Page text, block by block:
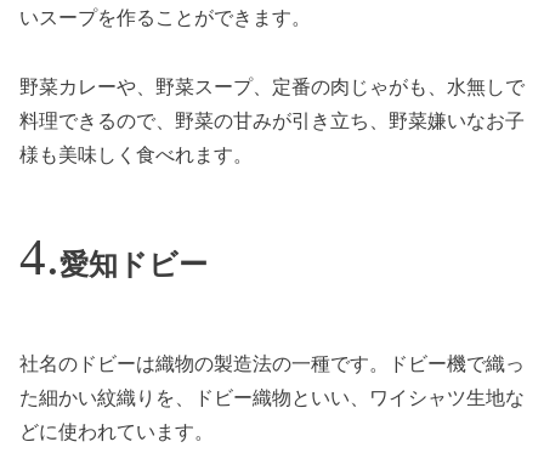
いスープを作ることができます。
野菜カレーや、野菜スープ、定番の肉じゃがも、水無しで
料理できるので、野菜の甘みが引き立ち、野菜嫌いなお子
様も美味しく食べれます。
愛知ドビー
社名のドビーは織物の製造法の一種です。ドビー機で織っ
た細かい紋織りを、ドビー織物といい、ワイシャツ生地な
どに使われています。